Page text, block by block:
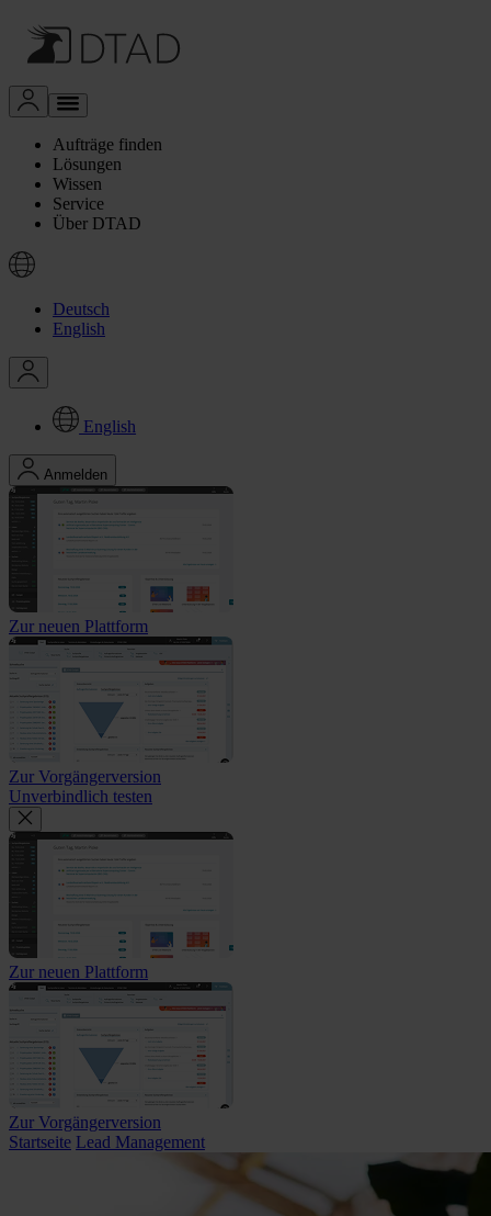
Aufträge finden
Lösungen
Wissen
Service
Über DTAD
Deutsch
English
English
Anmelden
Zur neuen Plattform
Zur Vorgängerversion
Unverbindlich testen
Zur neuen Plattform
Zur Vorgängerversion
Startseite Lead Management